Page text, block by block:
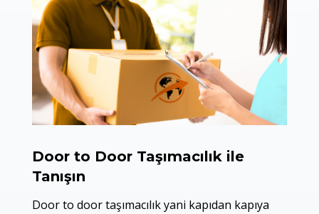
Door to Door Taşımacılık ile
Tanışın
Door to door taşımacılık yani kapıdan kapıya